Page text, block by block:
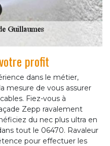
profit
dans le métier,
mesure de vous assurer
Fiez-vous à
Zepp ravalement
du nec plus ultra en
tout le 06470. Ravaleur
pour effectuer les